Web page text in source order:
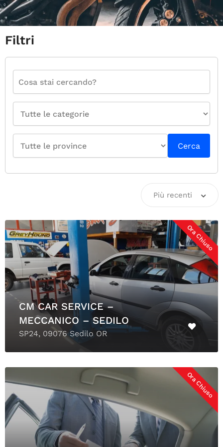
Filtri
Cerca
Più recenti
Ora Chiuso
CM CAR SERVICE –
MECCANICO – SEDILO
SP24, 09076 Sedilo OR
Ora Chiuso